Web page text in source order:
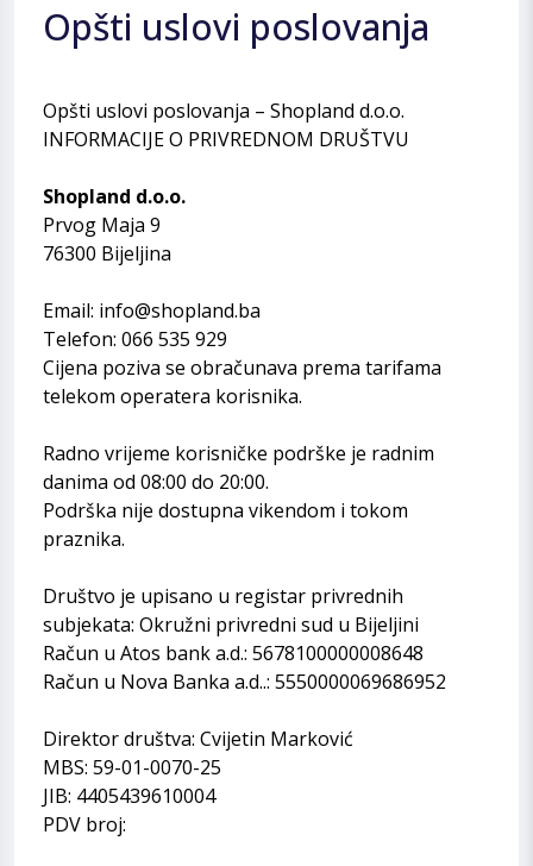
Opšti uslovi poslovanja
Opšti uslovi poslovanja – Shopland d.o.o.
INFORMACIJE O PRIVREDNOM DRUŠTVU
Shopland d.o.o.
Prvog Maja 9
76300 Bijeljina
Email: info@shopland.ba
Telefon: 066 535 929
Cijena poziva se obračunava prema tarifama
telekom operatera korisnika.
Radno vrijeme korisničke podrške je radnim
danima od 08:00 do 20:00.
Podrška nije dostupna vikendom i tokom
praznika.
Društvo je upisano u registar privrednih
subjekata: Okružni privredni sud u Bijeljini
Račun u Atos bank a.d.: 5678100000008648
Račun u Nova Banka a.d..: 5550000069686952
Direktor društva: Cvijetin Marković
MBS: 59-01-0070-25
JIB: 4405439610004
PDV broj: